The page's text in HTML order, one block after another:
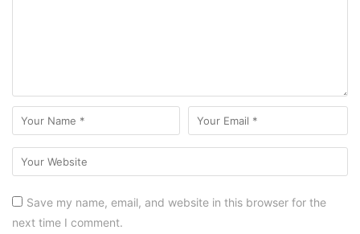
Save my name, email, and website in this browser for the
next time I comment.